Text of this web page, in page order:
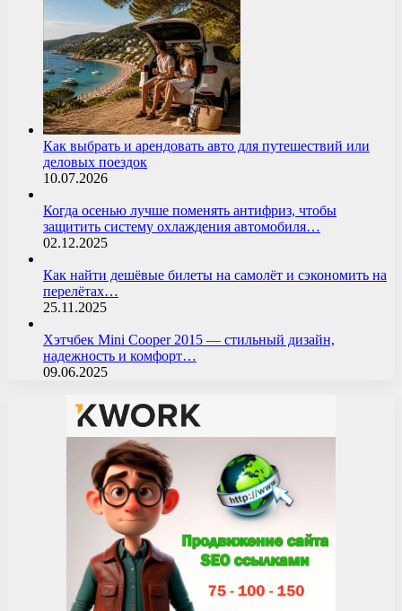
Как выбрать и арендовать авто для путешествий или
деловых поездок
10.07.2026
Когда осенью лучше поменять антифриз, чтобы
защитить систему охлаждения автомобиля…
02.12.2025
Как найти дешёвые билеты на самолёт и сэкономить на
перелётах…
25.11.2025
Хэтчбек Mini Cooper 2015 — стильный дизайн,
надежность и комфорт…
09.06.2025